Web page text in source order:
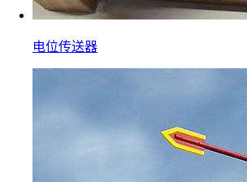
电位传送器